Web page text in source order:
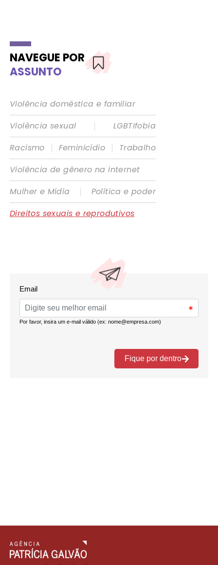
NAVEGUE POR
ASSUNTO
Violência doméstica e familiar
Violência sexual
|
LGBTIfobia
Racismo
| Feminicídio |
Trabalho
Violência de gênero na internet
Mulher e Mídia
|
Política e poder
Direitos sexuais e reprodutivos